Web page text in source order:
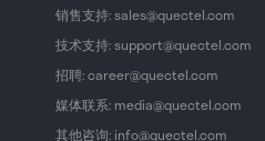
销售支持: sales@quectel.com
技术支持: support@quectel.com
招聘: career@quectel.com
媒体联系: media@quectel.com
其他咨询: info@quectel.com